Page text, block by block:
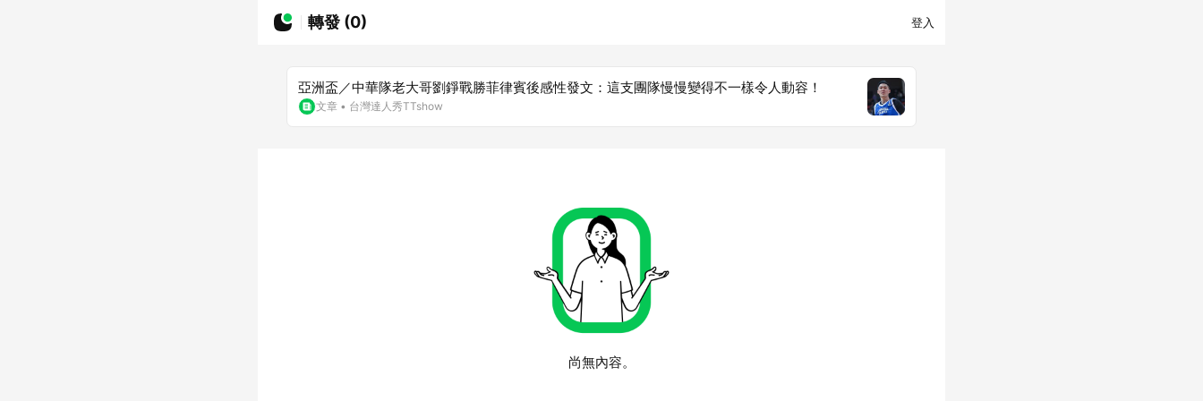
轉發 (0) 登入
亞洲盃／中華隊老大哥劉錚戰勝菲律賓後感性發文：這支團隊慢慢變得不一樣令人動容！
文章 • 台灣達人秀TTshow
尚無內容。